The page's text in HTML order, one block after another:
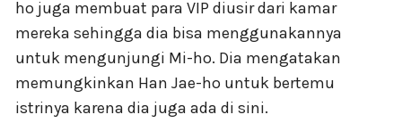
ho juga membuat para VIP diusir dari kamar
mereka sehingga dia bisa menggunakannya
untuk mengunjungi Mi-ho. Dia mengatakan
memungkinkan Han Jae-ho untuk bertemu
istrinya karena dia juga ada di sini.